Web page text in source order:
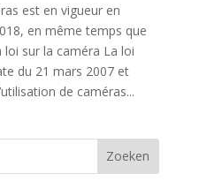
est en vigueur en
en même temps que
loi sur la caméra La loi
du 21 mars 2007 et
de caméras...